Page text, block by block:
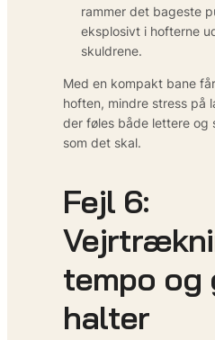
rammer det bageste
eksplosivt i hofterne
skuldrene.
Med en kompakt bane
hoften, mindre stress på
der føles både lettere
som det skal.
Fejl 6:
tempo og
halter